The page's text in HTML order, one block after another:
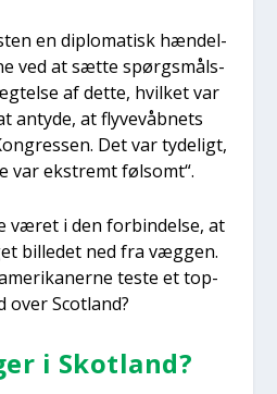
en diplo­ma­tisk hæn­del­
ved at sæt­te spørgs­måls­
af det­te, hvil­ket var
anty­de, at fly­ve­våb­nets
Det var tyde­ligt,
var ekstremt føl­somt“.
været i den for­bin­del­se, at
bil­le­det ned fra væg­gen.
teste et top­
over Scot­land?
i Skot­land?